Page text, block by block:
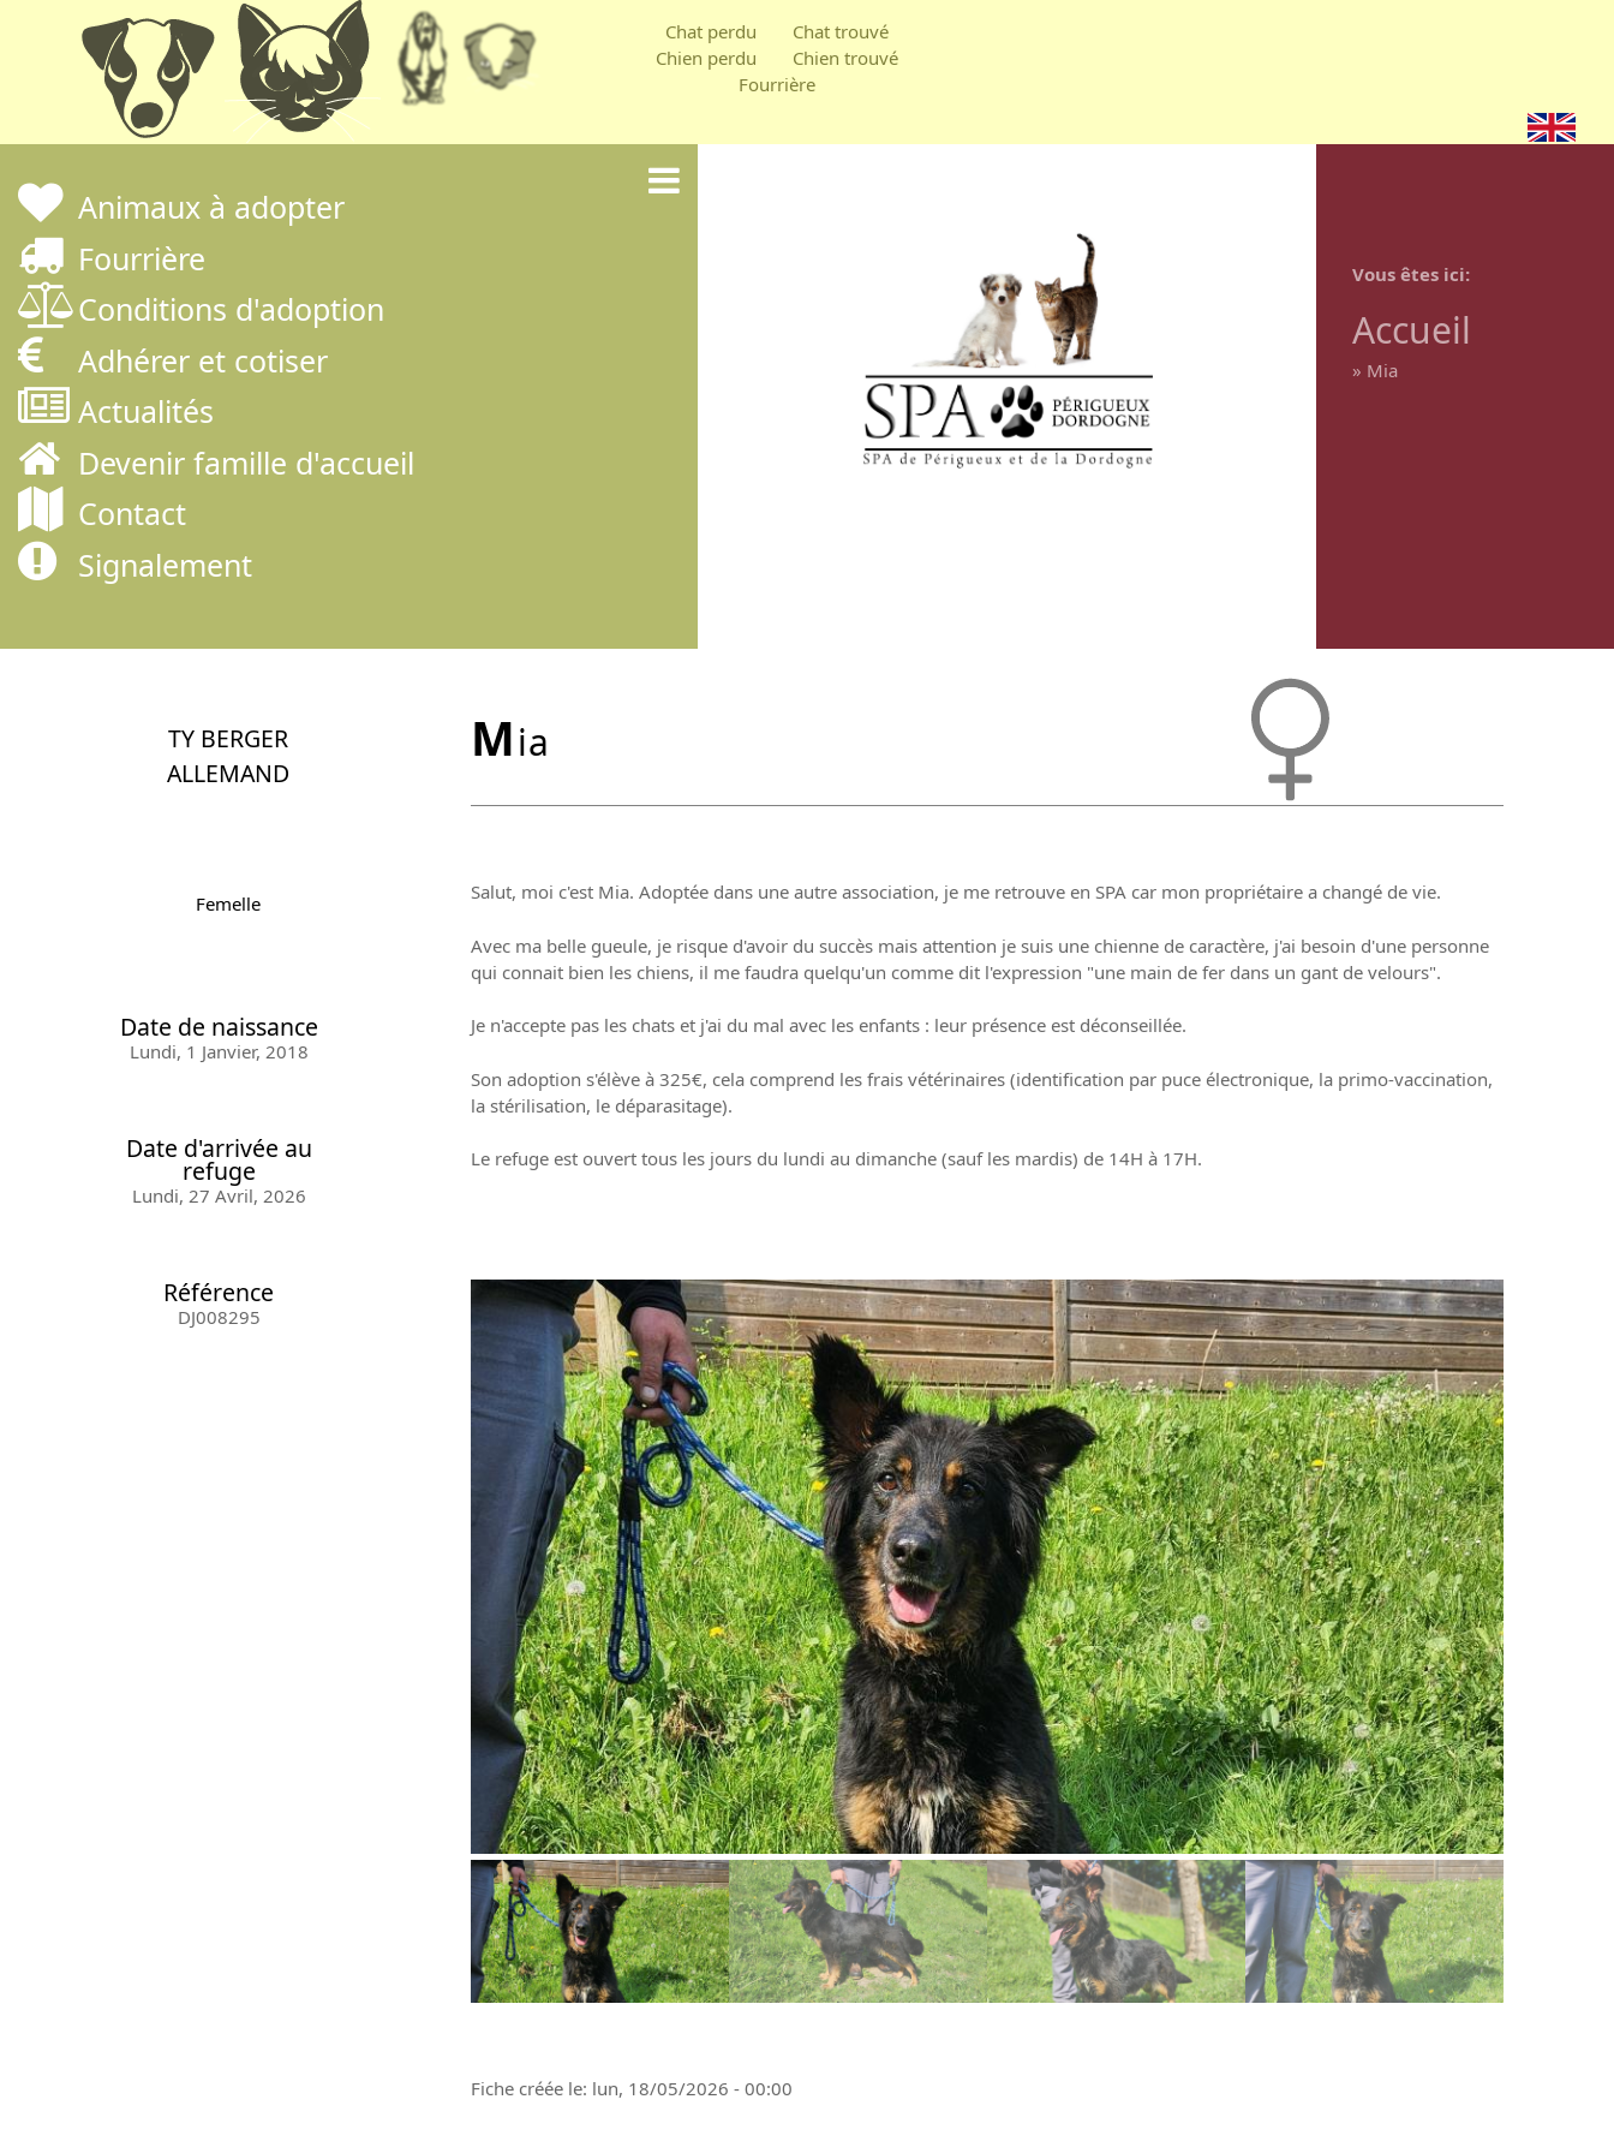
au
contenu
Chat perdu
Chat trouvé
Chien perdu
Chien trouvé
Fourrière
Animaux à adopter
Fourrière
Conditions d'adoption
Adhérer et cotiser
Actualités
Devenir famille d'accueil
Contact
Signalement
Vous êtes ici
Accueil
» Mia
mia
Salut, moi c'est Mia. Adoptée dans une autre association, je me retrouve en SPA car mon propriétaire a changé de vie.
Avec ma belle gueule, je risque d'avoir du succès mais attention je suis une chienne de caractère, j'ai besoin d'une personne
qui connait bien les chiens, il me faudra quelqu'un comme dit l'expression "une main de fer dans un gant de velours".
Je n'accepte pas les chats et j'ai du mal avec les enfants : leur présence est déconseillée.
Son adoption s'élève à 325€, cela comprend les frais vétérinaires (identification par puce électronique, la primo-vaccination,
la stérilisation, le déparasitage).
Le refuge est ouvert tous les jours du lundi au dimanche (sauf les mardis) de 14H à 17H.
Fiche créée le: lun, 18/05/2026 - 00:00
TY BERGER
ALLEMAND
Femelle
Date de naissance
Lundi, 1 Janvier, 2018
Date d'arrivée au
refuge
Lundi, 27 Avril, 2026
Référence
DJ008295